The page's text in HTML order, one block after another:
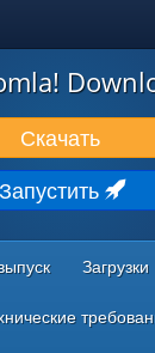
Скачать
Запустить
Загрузки